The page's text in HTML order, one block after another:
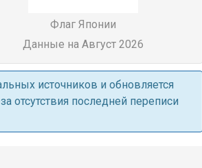
Флаг Японии
Данные на Август 2026
источников и обновляется
отсутствия последней переписи